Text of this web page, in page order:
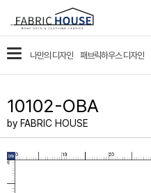
패
브
릭
하
스
카
테
고
리
나만의 디자인 패브릭하우스 디자인
10102-OBA
by FABRIC HOUSE